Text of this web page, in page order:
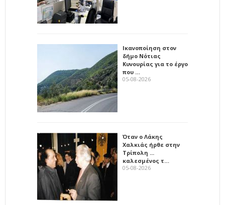
Ικανοποίηση στον
δήμο Νότιας
Κυνουρίας για το έργο
που …
05-08-2026
Όταν ο Λάκης
Χαλκιάς ήρθε στην
Τρίπολη ...
καλεσμένος τ…
05-08-2026